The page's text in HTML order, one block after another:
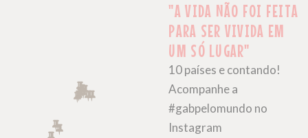
"A VIDA NÃO FOI FEITA
PARA SER VIVIDA EM
UM SÓ LUGAR"
10 países e contando!
Acompanhe a
#gabpelomundo no
Instagram